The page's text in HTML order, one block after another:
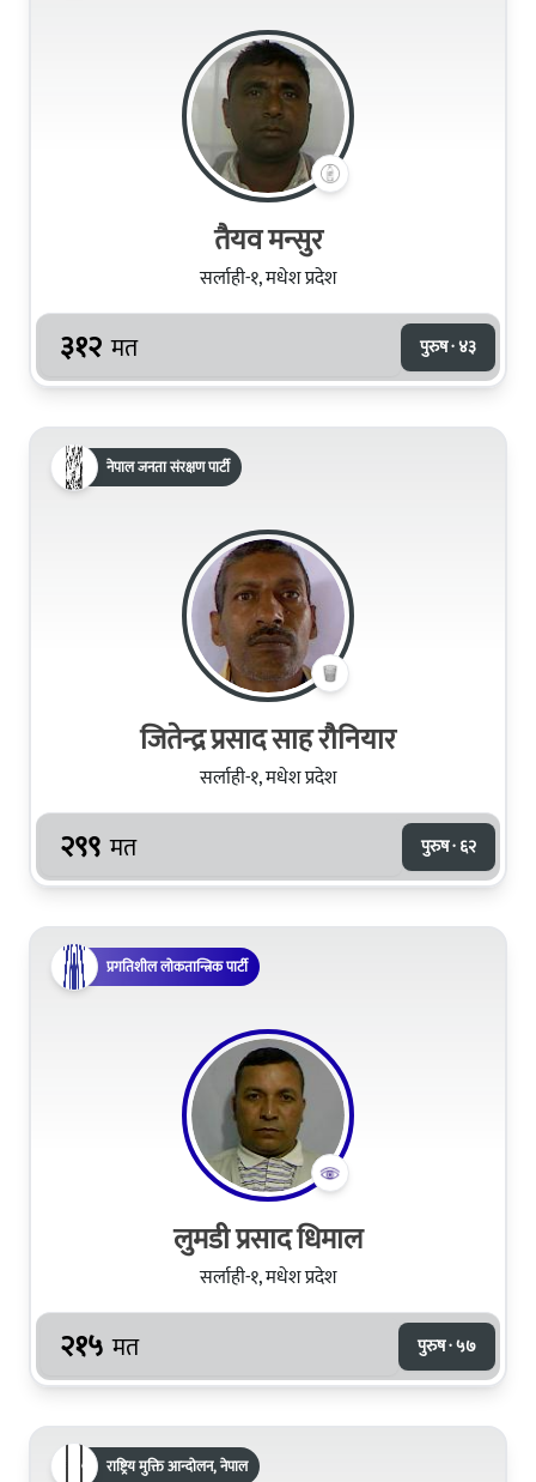
तैयव मन्सुर
सर्लाही-१, मधेश प्रदेश
३१२ मत पुरुष · ४३
नेपाल जनता संरक्षण पार्टी
जितेन्द्र प्रसाद साह रौनियार
सर्लाही-१, मधेश प्रदेश
२९९ मत पुरुष · ६२
प्रगतिशील लोकतान्त्रिक पार्टी
लुमडी प्रसाद धिमाल
सर्लाही-१, मधेश प्रदेश
२१५ मत पुरुष · ५७
राष्ट्रिय मुक्ति आन्दोलन, नेपाल